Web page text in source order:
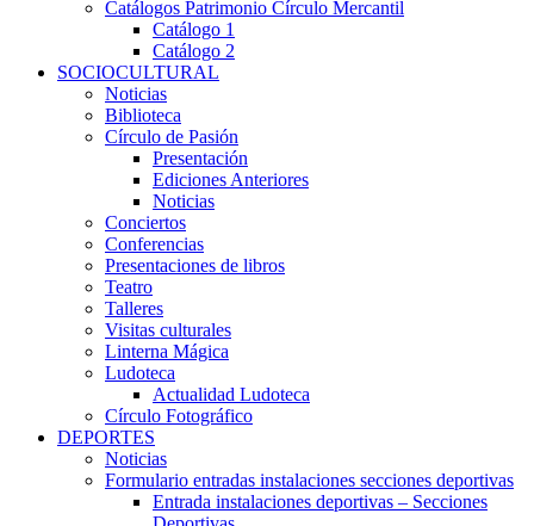
Catálogos Patrimonio Círculo Mercantil
Catálogo 1
Catálogo 2
SOCIOCULTURAL
Noticias
Biblioteca
Círculo de Pasión
Presentación
Ediciones Anteriores
Noticias
Conciertos
Conferencias
Presentaciones de libros
Teatro
Talleres
Visitas culturales
Linterna Mágica
Ludoteca
Actualidad Ludoteca
Círculo Fotográfico
DEPORTES
Noticias
Formulario entradas instalaciones secciones deportivas
Entrada instalaciones deportivas – Secciones